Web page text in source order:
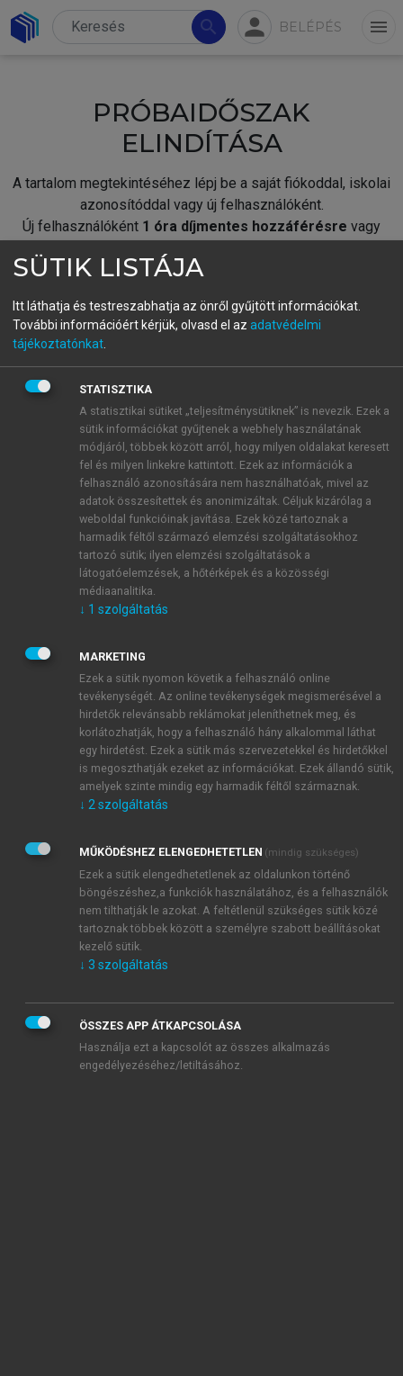
search person BELÉPÉS menu
PRÓBAIDŐSZAK
ELINDÍTÁSA
A tartalom megtekintéséhez lépj be a saját fiókoddal, iskolai
azonosítóddal vagy új felhasználóként.
Új felhasználóként 1 óra díjmentes hozzáférésre vagy
fiókoddal,vagy hozz létre új fiókot.
A regisztráció után apróbaidőszakautomatikusan
BELÉPÉS SAJÁT FIÓKKAL
ÚJ FIÓK LÉTREHOZÁSA
1 óra díjmentes hozzáférés
E-MAIL-CÍM
JELSZÓ
JELSZÓ ÚJRA
Kérek értesítést a MeRSZ újdonságairól, akcióiról.
Kérek értesítést az Akadémiai Kiadó Zrt. újdonságairól,
Adatkezelési tájékoztatóbanfoglaltakat tudomásul
veszem és elfogadom.
Általános vásárlási feltételeket, valamint a szotar.netés a
mersz.huoldalak licencszerződéseiben foglaltakat
tudomásul veszem és elfogadom.
KIPRÓBÁLOM
SÜTIK LISTÁJA
Itt láthatja és testreszabhatja az önről gyűjtött információkat.
További információért kérjük, olvasd el az adatvédelmi
tájékoztatónkat
STATISZTIKA
A statisztikai sütiket „teljesítménysütiknek” is nevezik. Ezek a
sütik információkat gyűjtenek a webhely használatának
módjáról, többek között arról, hogy milyen oldalakat keresett
fel és milyen linkekre kattintott. Ezek az információk a
felhasználó azonosítására nem használhatóak, mivel az
adatok összesítettek és anonimizáltak. Céljuk kizárólag a
weboldal funkcióinak javítása. Ezek közé tartoznak a
harmadik féltől származó elemzési szolgáltatásokhoz
tartozó sütik; ilyen elemzési szolgáltatások a
látogatóelemzések, a hőtérképek és a közösségi
médiaanalitika.
↓ 1 szolgáltatás
MARKETING
Ezek a sütik nyomon követik a felhasználó online
tevékenységét. Az online tevékenységek megismerésével a
hirdetők relevánsabb reklámokat jeleníthetnek meg, és
korlátozhatják, hogy a felhasználó hány alkalommal láthat
egy hirdetést. Ezek a sütik más szervezetekkel és hirdetőkkel
is megoszthatják ezeket az információkat. Ezek állandó sütik,
amelyek szinte mindig egy harmadik féltől származnak.
↓ 2 szolgáltatás
MŰKÖDÉSHEZ ELENGEDHETETLEN (mindig szükséges)
Ezek a sütik elengedhetetlenek az oldalunkon történő
böngészéshez,a funkciók használatához, és a felhasználók
nem tilthatják le azokat. A feltétlenül szükséges sütik közé
tartoznak többek között a személyre szabott beállításokat
kezelő sütik.
↓ 3 szolgáltatás
ÖSSZES APP ÁTKAPCSOLÁSA
Használja ezt a kapcsolót az összes alkalmazás
engedélyezéséhez/letiltásához.